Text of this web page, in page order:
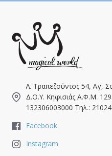
Λ. Τραπεζούντος 54, Αγ,
Δ.Ο.Υ. Κηφισιάς Α.Φ.Μ.
132306003000 Τηλ.:
Facebook
Instagram